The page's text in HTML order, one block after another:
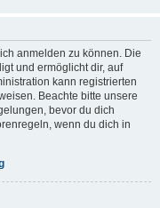
anmelden zu können. Die
und ermöglicht dir, auf
kann registrierten
Beachte bitte unsere
bevor du dich
wenn du dich in